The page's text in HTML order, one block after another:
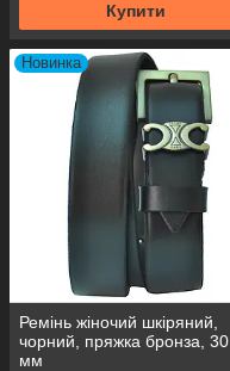
Купити
Новинка
Ремінь жіночий шкіряний,
чорний, пряжка бронза, 30
мм